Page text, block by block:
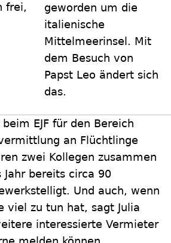
frei,
geworden um die
italienische
Mittelmeerinsel. Mit
dem Besuch von
Papst Leo ändert sich
das.
EJF für den Bereich
an Flüchtlinge
zwei Kollegen zusammen
Jahr bereits circa 90
Und auch, wenn
viel zu tun hat, sagt Julia
interessierte Vermieter